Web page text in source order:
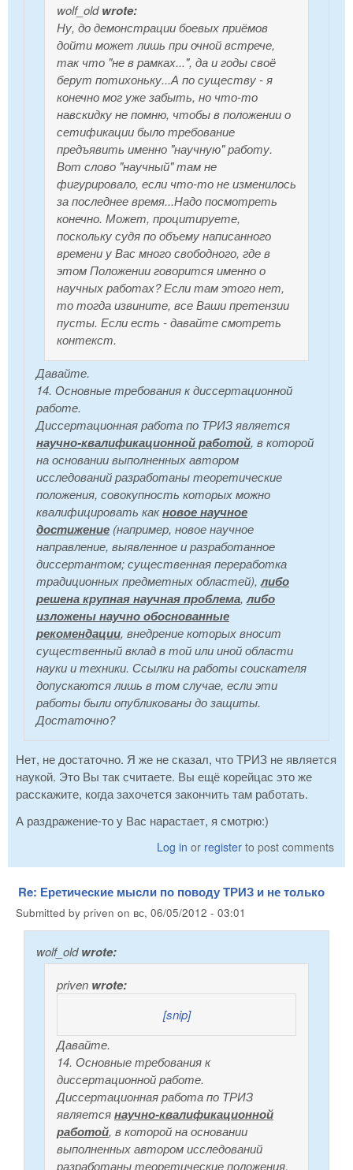
wolf_oldwrote:
Ну, до демонстрации боевых приёмов
дойти может лишь при очной встрече,
так что "не в рамках...", да и годы своё
берут потихоньку...А по существу - я
конечно мог уже забыть, но что-то
навскидку не помню, чтобы в положении о
сетификации было требование
предъявить именно "научную" работу.
Вот слово "научный" там не
фигурировало, если что-то не изменилось
за последнее время...Надо посмотреть
конечно. Может, процитируете,
поскольку судя по объему написанного
времени у Вас много свободного, где в
этом Положении говорится именно о
научных работах? Если там этого нет,
то тогда извините, все Ваши претензии
пусты. Если есть - давайте смотреть
контекст.
Давайте.
14. Основные требования к диссертационной
работе.
Диссертационная работа по ТРИЗ является
научно-квалификационной работой, в которой
на основании выполненных автором
исследований разработаны теоретические
положения, совокупность которых можно
квалифицировать какновое научное
достижение (например, новое научное
направление, выявленное и разработанное
диссертантом; существенная переработка
традиционных предметных областей),либо
решена крупная научная проблема,либо
изложены научно обоснованные
рекомендации, внедрение которых вносит
существенный вклад в той или иной области
науки и техники. Ссылки на работы соискателя
допускаются лишь в том случае, если эти
работы были опубликованы до защиты.
Достаточно?
Нет, не достаточно. Я же не сказал, что ТРИЗ не является
наукой. Это Вы так считаете. Вы ещё корейцас это же
расскажите, когда захочется закончить там работать.
А раздражение-то у Вас нарастает, я смотрю:)
Log in or register to post comments
Re: Еретические мысли по поводу ТРИЗ и не только
Submitted by priven on вс, 06/05/2012 - 03:01
wolf_oldwrote:
priven wrote:
[snip]
Давайте.
14. Основные требования к
диссертационной работе.
Диссертационная работа по ТРИЗ
являетсянаучно-квалификационной
работой, в которой на основании
выполненных автором исследований
разработаны теоретические положения,